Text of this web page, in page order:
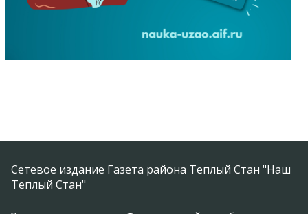
Сетевое издание Газета района Теплый Стан "Наш
Теплый Стан"